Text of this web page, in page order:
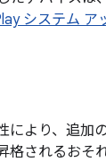
システム ア
により、追加
格されるおそ